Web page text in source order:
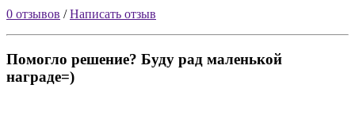
0 отзывов /Написать отзыв
Помогло решение? Буду рад маленькой
награде=)